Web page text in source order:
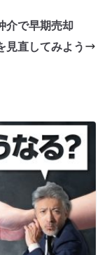
介で早期売却
見直してみよう